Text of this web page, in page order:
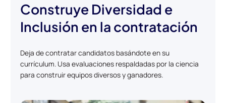
Construye Diversidad e
Inclusión en la contratación
Deja de contratar candidatos basándote en su
currículum. Usa evaluaciones respaldadas por la ciencia
para construir equipos diversos y ganadores.